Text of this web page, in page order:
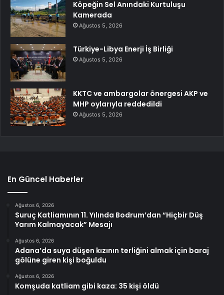
Köpeğin Sel Anındaki Kurtuluşu
Kamerada
Ağustos 5, 2026
Türkiye-Libya Enerji İş Birliği
Ağustos 5, 2026
KKTC ve ambargolar önergesi AKP ve
MHP oylarıyla reddedildi
Ağustos 5, 2026
En Güncel Haberler
Ağustos 6, 2026
Suruç Katliamının 11. Yılında Bodrum’dan “Hiçbir Düş
Yarım Kalmayacak” Mesajı
Ağustos 6, 2026
Adana’da suya düşen kızının terliğini almak için baraj
gölüne giren kişi boğuldu
Ağustos 6, 2026
Komşuda katliam gibi kaza: 35 kişi öldü